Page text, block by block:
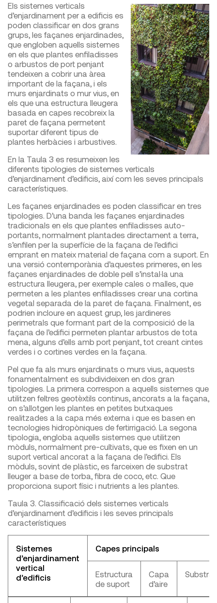
Els sistemes verticals
d’enjardinament per a edificis es
poden classificar en dos grans
grups, les façanes enjardinades,
que engloben aquells sistemes
en els que plantes enfiladisses
o arbustos de port penjant
tendeixen a cobrir una àrea
important de la façana, i els
murs enjardinats o mur vius, en
els que una estructura lleugera
basada en capes recobreix la
paret de façana permetent
suportar diferent tipus de
plantes herbàcies i arbustives.
En la Taula 3 es resumeixen les
diferents tipologies de sistemes verticals
d’enjardinament d’edificis, així com les seves principals
característiques.
Les façanes enjardinades es poden classificar en tres
tipologies. D’una banda les façanes enjardinades
tradicionals en els que plantes enfiladisses auto-
portants, normalment plantades directament a terra,
s’enfilen per la superfície de la façana de l’edifici
emprant en mateix material de façana com a suport. En
una versió contemporània d’aquestes primeres, en les
façanes enjardinades de doble pell s’instal·la una
estructura lleugera, per exemple cales o malles, que
permeten a les plantes enfiladisses crear una cortina
vegetal separada de la paret de façana. Finalment, es
podrien incloure en aquest grup, les jardineres
perimetrals que formant part de la composició de la
façana de l’edifici permeten plantar arbustos de tota
mena, alguns d’ells amb port penjant, tot creant cintes
verdes i o cortines verdes en la façana.
Pel que fa als murs enjardinats o murs vius, aquests
fonamentalment es subdivideixen en dos gran
tipologies. La primera correspon a aquells sistemes que
utilitzen feltres geotèxtils continus, ancorats a la façana,
on s’allotgen les plantes en petites butxaques
realitzades a la capa més externa i que es basen en
tecnologies hidropòniques de fertirrigació. La segona
tipologia, engloba aquells sistemes que utilitzen
mòduls, normalment pre-cultivats, que es fixen en un
suport vertical ancorat a la façana de l’edifici. Els
mòduls, sovint de plàstic, es farceixen de substrat
lleuger a base de torba, fibra de coco, etc. Que
proporciona suport físic i nutrients a les plantes.
Taula 3. Classificació dels sistemes verticals
d’enjardinament d’edificis i les seves principals
característiques
Sistemes
d’enjardinament
vertical
d’edificis
Capes principals
Estructura
de suport
Capa
d’aire
Substrat